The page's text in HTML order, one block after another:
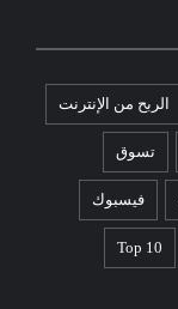
الربح من الإنترنت
تسوق
فيسبوك
Top 10